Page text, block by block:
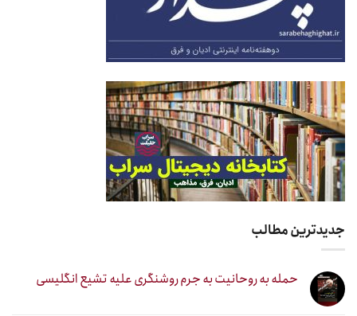
جدیدترین مطالب
حمله به روحانیت به جرم روشنگری علیه تشیع انگلیسی